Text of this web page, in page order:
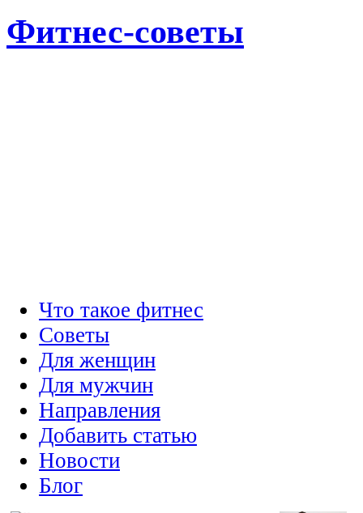
Фитнес-советы
Что такое фитнес
Советы
Для женщин
Для мужчин
Направления
Добавить статью
Новости
Блог